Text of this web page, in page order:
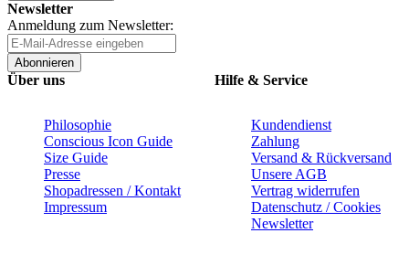
Newsletter
Anmeldung zum Newsletter:
Abonnieren
Über uns
Philosophie
Conscious Icon Guide
Size Guide
Presse
Shopadressen / Kontakt
Impressum
Hilfe & Service
Kundendienst
Zahlung
Versand & Rückversand
Unsere AGB
Vertrag widerrufen
Datenschutz / Cookies
Newsletter